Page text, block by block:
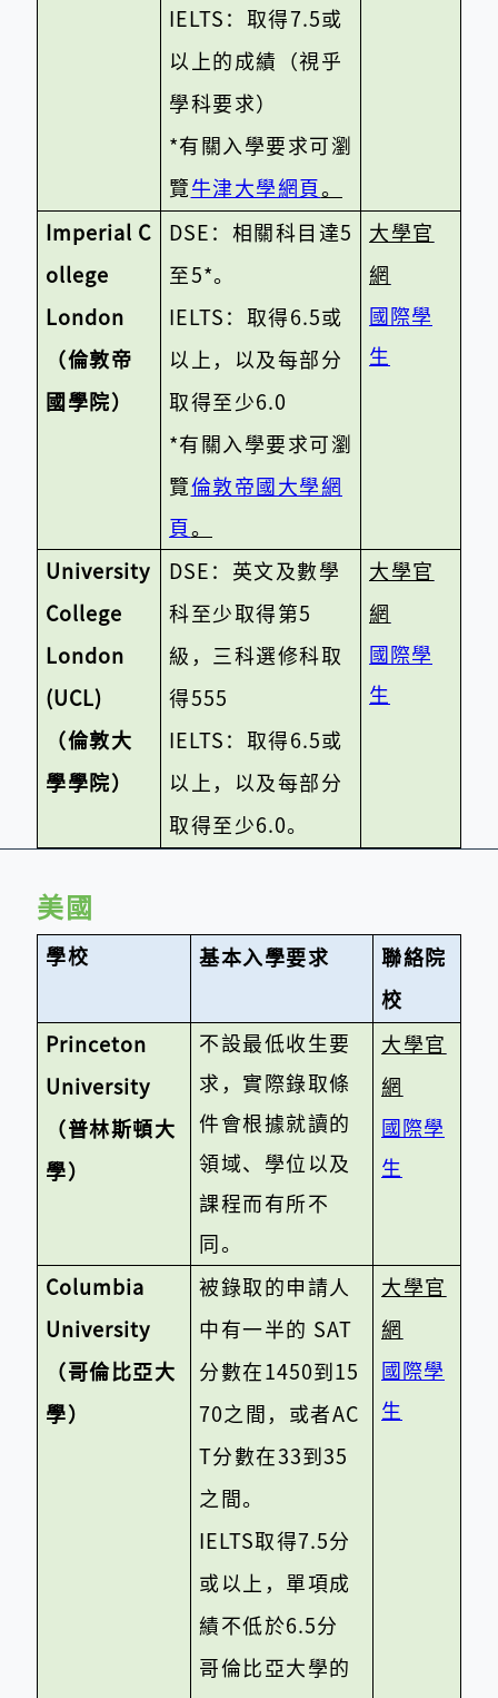
IELTS ：取得 7.5或
以上的成績（視乎
學科要求）
*有關入學要求可瀏
覽 牛津大學網頁 。
Imperial C
ollege
London
（倫敦帝
國學院）
DSE ：相關科目達5
至 5*。
IELTS ：取得 6.5或
以上，以及每部分
取得至少6.0
*有關入學要求可瀏
覽倫敦帝國大學網
頁 。
大學官
網
國際學
生
University
College
London
(UCL)
（倫敦大
學學院）
DSE ：英文及數學
科至少取得第5
級，三科選修科取
得 555
IELTS ：取得 6.5或
以上，以及每部分
取得至少6.0。
大學官
網
​國際學
生
美國
學校 基本入學要求 聯絡院
校
Princeton
University
（普林斯頓大
學）
不設最低收生要
求，實際錄取條
件會根據就讀的
領域、學位以及
課程而有所不
同。
大學官
網
國際學
生
Columbia
University
（哥倫比亞大
學）
被錄取的申請人
中有一半的 SAT
分數在 1450到 15
70之間，或者 AC
T分數在 33到 35
之間。
IELTS取得7.5分
或以上，單項成
績不低於6.5分
哥倫比亞大學的
大學官
網
國際學
生